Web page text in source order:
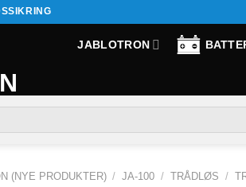
JABLOTRON
(NYE PRODUKTER) / JA-100 / TRÅDLØS /